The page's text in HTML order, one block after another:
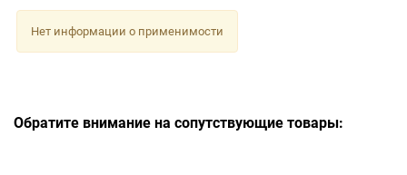
Нет информации о применимости
Обратите внимание на сопутствующие товары: